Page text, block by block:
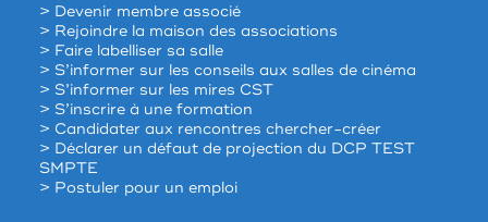
> Devenir membre associé
> Rejoindre la maison des associations
> Faire labelliser sa salle
> S’informer sur les conseils aux salles de cinéma
> S’informer sur les mires CST
> S’inscrire à une formation
> Candidater aux rencontres chercher-créer
> Déclarer un défaut de projection du DCP TEST
SMPTE
> Postuler pour un emploi